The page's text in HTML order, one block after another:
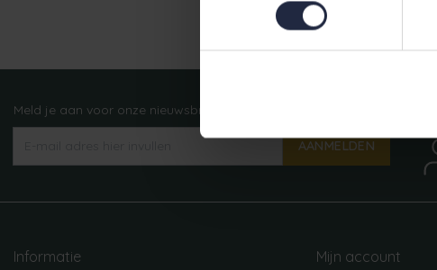
Ruim aanbod badtextiel
Meld je aan voor onze nieuwsbrief!
AANMELDEN
Informatie
Mijn account